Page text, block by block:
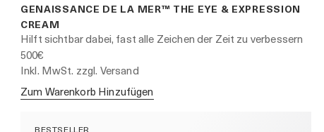
GENAISSANCE DE LA MER™ THE EYE & EXPRESSION
CREAM
Hilft sichtbar dabei, fast alle Zeichen der Zeit zu verbessern
500€
Inkl. MwSt. zzgl. Versand
Zum Warenkorb Hinzufügen
BESTSELLER